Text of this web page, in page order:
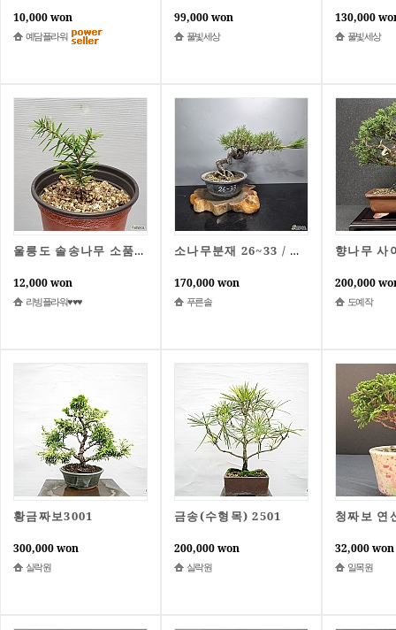
10,000 won
예담플라워
99,000 won
풀빛세상
130,000
풀빛세상
울릉도 솔송나무 소품소재 묘목 분경소재 작은솔방울이 송송 달리는 멋진 품종이죠.
12,000 won
리빙플라워♥♥♥
소나무분재 26~33 / 동일품배송
170,000 won
푸른솔
200,000
도예작
황금짜보3001
300,000 won
실락원
금송(수형목) 2501
200,000 won
실락원
32,000 won
일목원